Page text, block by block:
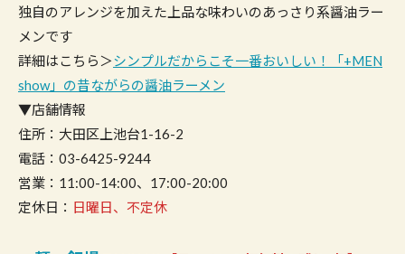
独自のアレンジを加えた上品な味わいのあっさり系醤油ラー
メンです
詳細はこちら＞シンプルだからこそ一番おいしい！「+MEN
show」の昔ながらの醤油ラーメン
▼店舗情報
住所：大田区上池台1-16-2
電話：03-6425-9244
営業：11:00-14:00、17:00-20:00
定休日： 日曜日、不定休